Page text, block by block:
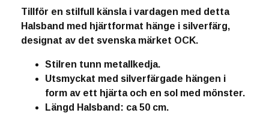
Tillför en stilfull känsla i vardagen med detta
Halsband med hjärtformat hänge i silverfärg,
designat av det svenska märket OCK.
Stilren tunn metallkedja.
Utsmyckat med silverfärgade hängen i
form av ett hjärta och en sol med mönster.
Längd Halsband: ca 50 cm.